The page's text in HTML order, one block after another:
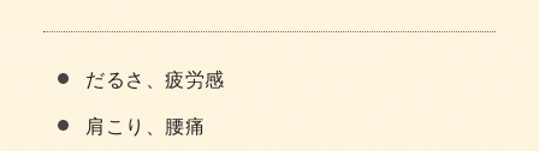
だるさ、疲労感
肩こり、腰痛